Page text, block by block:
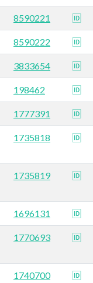
8590221 🆔
8590222 🆔
3833654 🆔
198462 🆔
1777391 🆔
1735818 🆔
1735819 🆔
1696131 🆔
1770693 🆔
1740700 🆔